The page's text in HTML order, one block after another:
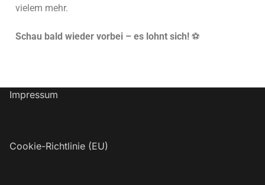
vielem mehr.
Schau bald wieder vorbei – es lohnt sich! ⚽
Impressum
Cookie-Richtlinie (EU)